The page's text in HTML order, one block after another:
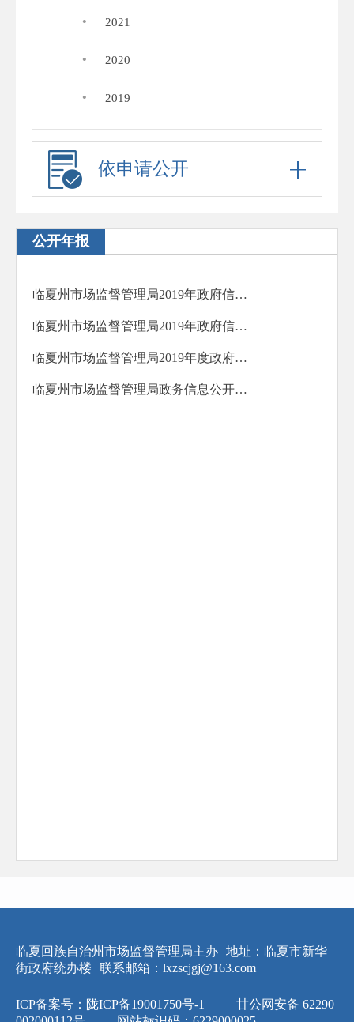
· 2021
· 2020
· 2019
依申请公开
公开年报
临夏州市场监督管理局2019年政府信息公开工作年度报告
临夏州市场监督管理局2019年政府信息公开工作年度报告
临夏州市场监督管理局2019年度政府网站年度工作报表
临夏州市场监督管理局政务信息公开工作年度报告制度
临夏回族自治州市场监督管理局主办 地址：临夏市新华
街政府统办楼
联系邮箱：lxzscjgj@163.com
ICP备案号：陇ICP备19001750号-1
甘公网安备 62290